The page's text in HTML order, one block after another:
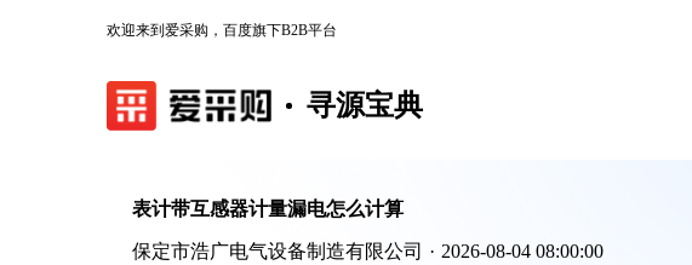
欢迎来到爱采购，百度旗下B2B平台
寻源宝典
表计带互感器计量漏电怎么计算
保定市浩广电气设备制造有限公司 · 2026-08-04 08:00:00